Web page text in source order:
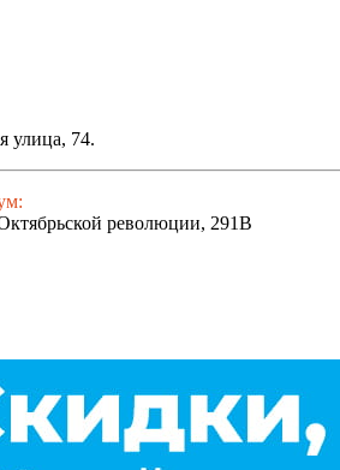
улица, 74.
революции, 291В